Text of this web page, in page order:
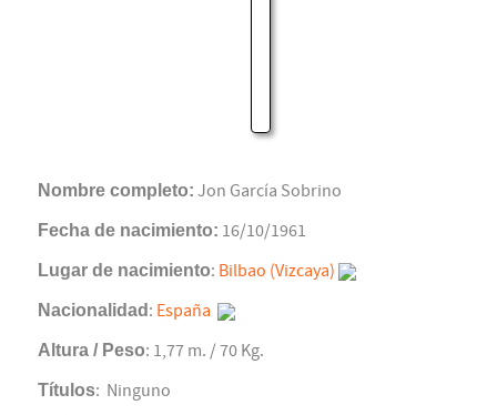
Nombre completo: Jon García Sobrino
Fecha de nacimiento: 16/10/1961
Lugar de nacimiento: Bilbao (Vizcaya)
Nacionalidad : España
Altura / Peso: 1,77 m. / 70 Kg.
Títulos: Ninguno